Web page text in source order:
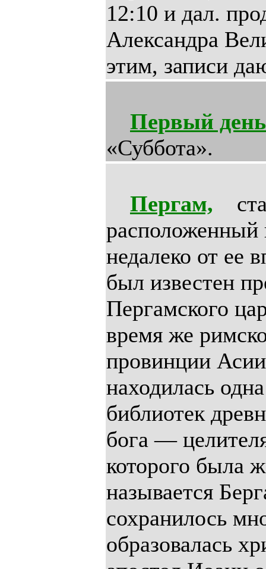
12:10 и дал.
Александра
этим, записи
Первый
«Суббота».
Пергам,
расположенный
недалеко от ее
был известен
Пергамского
время же
провинции
находилась
библиотек
бога —
которого была
называется
сохранилось
образовалась